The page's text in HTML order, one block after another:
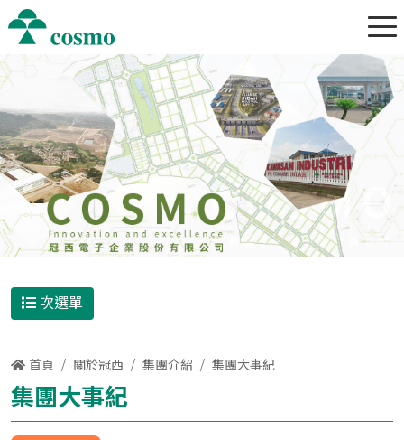
次選單
首頁 關於冠西 集團介紹 集團大事紀
集團大事紀